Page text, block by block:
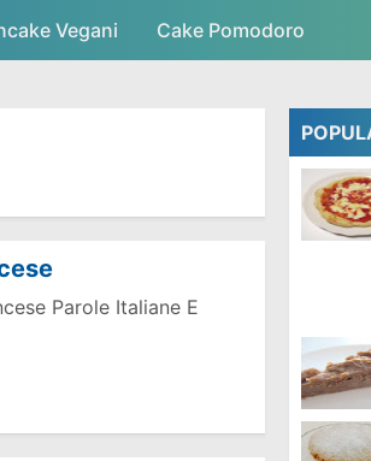
to main content
Vegani Cake Pomodoro
Parole Italiane E